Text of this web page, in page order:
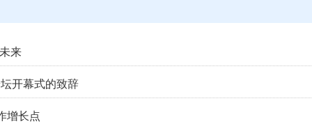
来
开幕式的致辞
增长点